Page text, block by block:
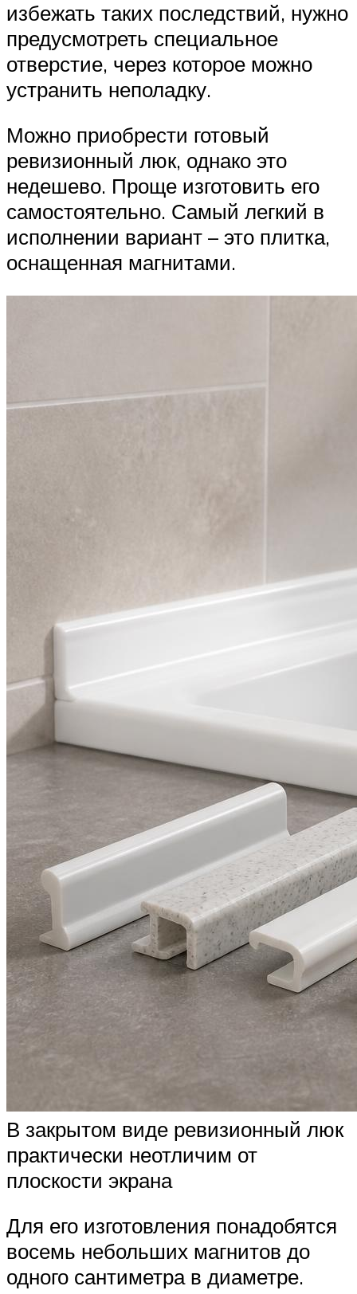
избежать таких последствий, нужно
предусмотреть специальное
отверстие, через которое можно
устранить неполадку.
Можно приобрести готовый
ревизионный люк, однако это
недешево. Проще изготовить его
самостоятельно. Самый легкий в
исполнении вариант – это плитка,
оснащенная магнитами.
В закрытом виде ревизионный люк
практически неотличим от
плоскости экрана
Для его изготовления понадобятся
восемь небольших магнитов до
одного сантиметра в диаметре.